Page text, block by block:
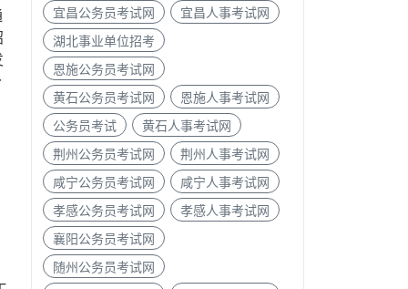
宜昌公务员考试网
宜昌人事考试网
湖北事业单位招考
恩施公务员考试网
黄石公务员考试网
恩施人事考试网
公务员考试
黄石人事考试网
荆州公务员考试网
荆州人事考试网
咸宁公务员考试网
咸宁人事考试网
孝感公务员考试网
孝感人事考试网
襄阳公务员考试网
随州公务员考试网